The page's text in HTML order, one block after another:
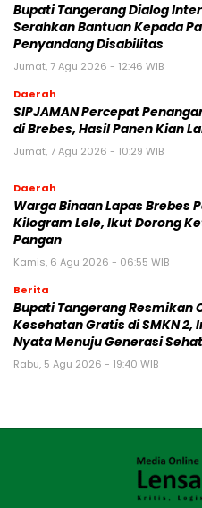
Bupati Tangerang Dialog
Serahkan Bantuan Kepada
Penyandang Disabilitas
Jumat, 7 Agu 2026 - 12:46 WIB
Daerah
SIPJAMAN Percepat
di Brebes, Hasil Panen Kian
Jumat, 7 Agu 2026 - 10:29 WIB
Daerah
Warga Binaan Lapas Brebes
Kilogram Lele, Ikut Dorong
Pangan
Kamis, 6 Agu 2026 - 06:55 WIB
Berita
‎Bupati Tangerang Resmikan
Kesehatan Gratis di SMKN 2,
Nyata Menuju Generasi Sehat
Rabu, 5 Agu 2026 - 19:40 WIB